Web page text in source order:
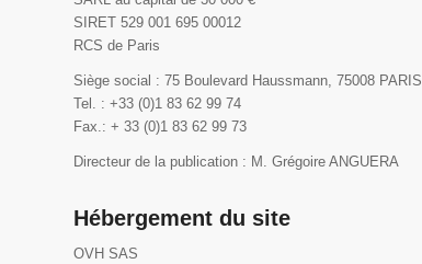
SIRET 529 001 695 00012
RCS de Paris
Siège social : 75 Boulevard Haussmann, 75008 PARIS
Tel. : +33 (0)1 83 62 99 74
Fax.: + 33 (0)1 83 62 99 73
Directeur de la publication : M. Grégoire ANGUERA
Hébergement du site
OVH SAS